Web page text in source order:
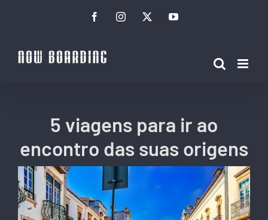
conteúdo
FacebookInstagramTwitterYouTube
5 viagens para ir ao
encontro das suas origens